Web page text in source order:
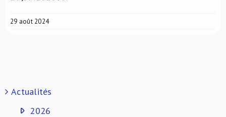
29 août 2024
Actualités
2026